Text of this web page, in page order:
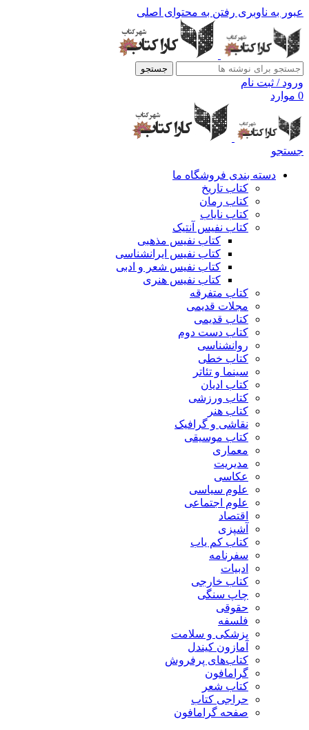
عبور به ناوبری رفتن به محتوای اصلی
جستجو
ورود / ثبت نام
0 موارد
جستجو
دسته بندی فروشگاه ما
کتاب تاریخ
کتاب رمان
کتاب نایاب
کتاب نفیس آنتیک
کتاب نفیس مذهبی
کتاب نفیس ایرانشناسی
کتاب نفیس شعر و ادبی
کتاب نفیس هنری
کتاب متفرقه
مجلات قدیمی
کتاب قدیمی
کتاب دست دوم
روانشناسی
کتاب خطی
سینما و تئاتر
کتاب ادیان
کتاب ورزشی
کتاب هنر
نقاشی و گرافیک
کتاب موسیقی
معماری
مدیریت
عکاسی
علوم سیاسی
علوم اجتماعی
اقتصاد
آشپزی
کتاب کم یاب
سفرنامه
ادبیات
کتاب خارجی
چاپ سنگی
حقوقی
فلسفه
پزشکی و سلامت
آمازون کیندل
کتاب‌های پرفروش
گرامافون
کتاب شعر
حراجی کتاب
صفحه گرامافون